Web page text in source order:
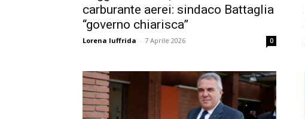
carburante aerei: sindaco Battaglia
“governo chiarisca”
Lorena Iuffrida - 7 Aprile 2026 0